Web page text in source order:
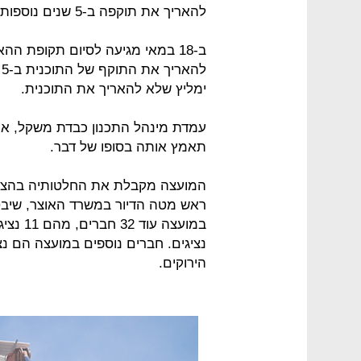
להאריך את תוקפה ב-5 שנים נוספות.
ב-18 במאי מגיעה לסיום
ימליץ שלא להאריך את התוכנית.
עמדת מינהל התכנון כבדת משקל, אך
תאמץ אותה בסופו של דבר.
המועצה מקבלת את החלטותיה
ראש מטה הדיור במשרד האוצר,
נציגים. חברים נוספים במועצה הם
הירוקים.